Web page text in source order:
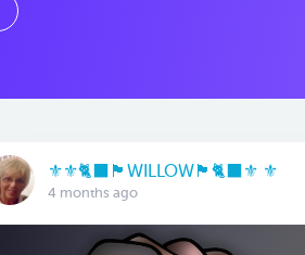
⚜️⚜️🐈‍⬛🏴󠁧󠁢󠁳󠁣󠁴󠁿WILLOW🏴󠁧󠁢󠁳󠁣󠁴󠁿🐈‍⬛⚜️ ⚜️
4 months ago